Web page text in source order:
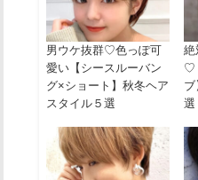
男ウケ抜群♡色っぽ可
愛い【シースルーバン
グ×ショート】秋冬ヘア
スタイル５選
絶
♡
ブ
選